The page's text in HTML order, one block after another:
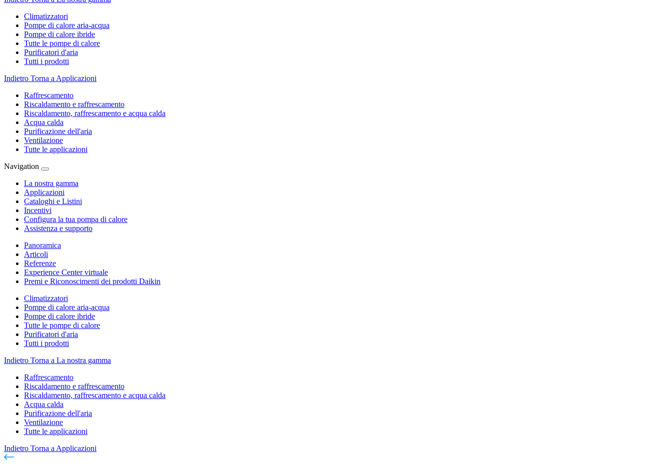
Climatizzatori
Pompe di calore aria-acqua
Pompe di calore ibride
Tutte le pompe di calore
Purificatori d'aria
Tutti i prodotti
Indietro Torna a Applicazioni
Raffrescamento
Riscaldamento e raffrescamento
Riscaldamento, raffrescamento e acqua calda
Acqua calda
Purificazione dell'aria
Ventilazione
Tutte le applicazioni
Navigation
La nostra gamma
Applicazioni
Cataloghi e Listini
Incentivi
Configura la tua pompa di calore
Assistenza e supporto
Panoramica
Articoli
Referenze
Experience Center virtuale
Premi e Riconoscimenti dei prodotti Daikin
Climatizzatori
Pompe di calore aria-acqua
Pompe di calore ibride
Tutte le pompe di calore
Purificatori d'aria
Tutti i prodotti
Indietro Torna a La nostra gamma
Raffrescamento
Riscaldamento e raffrescamento
Riscaldamento, raffrescamento e acqua calda
Acqua calda
Purificazione dell'aria
Ventilazione
Tutte le applicazioni
Indietro Torna a Applicazioni